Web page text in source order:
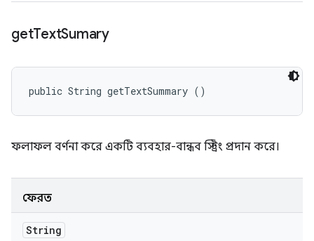
getTextSumary
public String getTextSummary ()
ফলাফল বর্ণনা করে একটি ব্যবহার-বান্ধব স্ট্রিং প্রদান করে।
ফেরত
String